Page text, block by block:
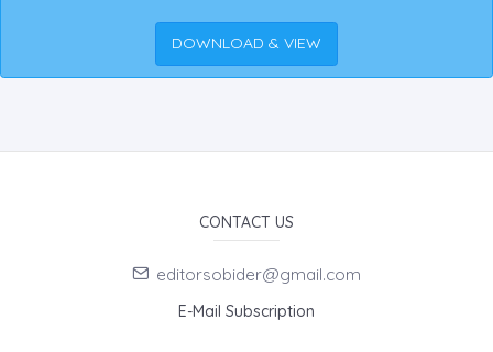
DOWNLOAD & VIEW
CONTACT US
editorsobider@gmail.com
E-Mail Subscription